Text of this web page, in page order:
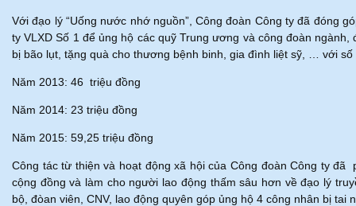
Với đạo lý “Uống nước nhớ nguồn”, Công đoàn Công ty đã đóng
ty VLXD Số 1 để ủng hộ các quỹ Trung ương và công đoàn
bị bão lụt, tặng quà cho thương bệnh binh, gia đình liệt sỹ, … với số
Năm 2013: 46 triệu đồng
Năm 2014: 23 triệu đồng
Năm 2015: 59,25 triệu đồng
Công tác từ thiện và hoạt động xã hội của Công đoàn Công ty
cộng đồng và làm cho người lao động thấm sâu hơn về đạo lý
bộ, đòan viên, CNV, lao động quyên góp ủng hộ 4 công nhân bị tai